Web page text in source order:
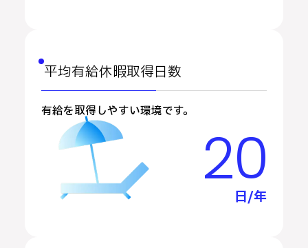
平均有給休暇取得日数
有給を取得しやすい環境です。
20
日/年